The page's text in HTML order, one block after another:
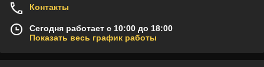
Контакты
Сегодня работает с 10:00 до 18:00
Показать весь график работы